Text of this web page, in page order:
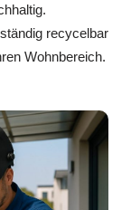
recycelbar
Wohnbereich.